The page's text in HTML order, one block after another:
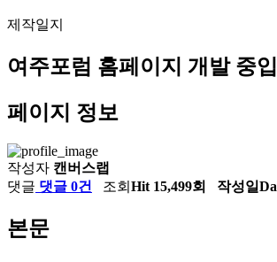
제작일지
여주포럼 홈페이지 개발 중
페이지 정보
작성자 캔버스랩
댓글 댓글 0건 조회 Hit 15,499회 작성일
본문